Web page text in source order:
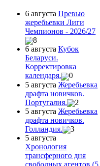
6 августа Превью
жеребьевки Лиги
Чемпионов - 2026/27
8
6 августа Кубок
Беларуси.
Корректировка
календаря.
0
5 августа Жеребьевка
драфта новичков.
Португалия.
2
5 августа Жеребьевка
драфта новичков.
Голландия.
3
5 августа
Хронология
трансферного дня